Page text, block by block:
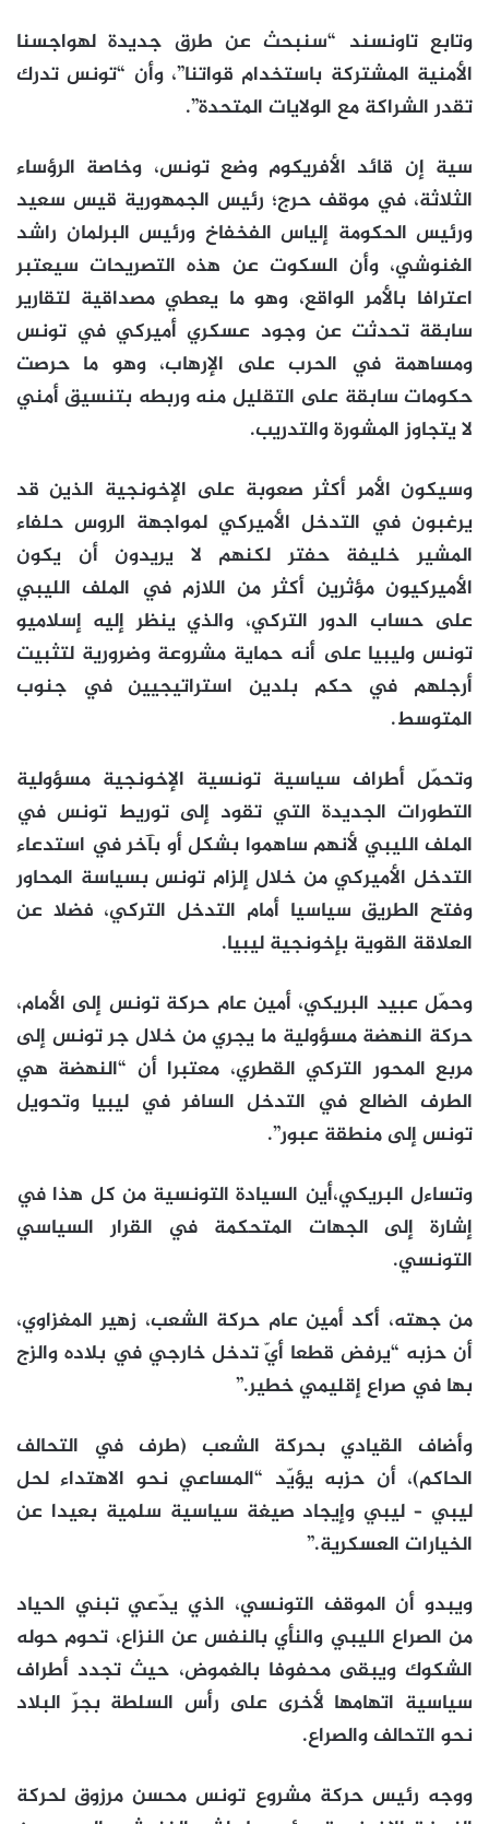
وتابع تاونسند “سنبحث عن طرق جديدة لهواجسنا
الأمنية المشتركة باستخدام قواتنا”، وأن “تونس تدرك
تقدر الشراكة مع الولايات المتحدة”.
سية إن قائد الأفريكوم وضع تونس، وخاصة الرؤساء
الثلاثة، في موقف حرج؛ رئيس الجمهورية قيس سعيد
ورئيس الحكومة إلياس الفخفاخ ورئيس البرلمان راشد
الغنوشي، وأن السكوت عن هذه التصريحات سيعتبر
اعترافا بالأمر الواقع، وهو ما يعطي مصداقية لتقارير
سابقة تحدثت عن وجود عسكري أميركي في تونس
ومساهمة في الحرب على الإرهاب، وهو ما حرصت
حكومات سابقة على التقليل منه وربطه بتنسيق أمني
لا يتجاوز المشورة والتدريب.
وسيكون الأمر أكثر صعوبة على الإخونجية الذين قد
يرغبون في التدخل الأميركي لمواجهة الروس حلفاء
المشير خليفة حفتر لكنهم لا يريدون أن يكون
الأميركيون مؤثرين أكثر من اللازم في الملف الليبي
على حساب الدور التركي، والذي ينظر إليه إسلاميو
تونس وليبيا على أنه حماية مشروعة وضرورية لتثبيت
أرجلهم في حكم بلدين استراتيجيين في جنوب
المتوسط.
وتحمّل أطراف سياسية تونسية الإخونجية مسؤولية
التطورات الجديدة التي تقود إلى توريط تونس في
الملف الليبي لأنهم ساهموا بشكل أو بآخر في استدعاء
التدخل الأميركي من خلال إلزام تونس بسياسة المحاور
وفتح الطريق سياسيا أمام التدخل التركي، فضلا عن
العلاقة القوية بإخونجية ليبيا.
وحمّل عبيد البريكي، أمين عام حركة تونس إلى الأمام،
حركة النهضة مسؤولية ما يجري من خلال جر تونس إلى
مربع المحور التركي القطري، معتبرا أن “النهضة هي
الطرف الضالع في التدخل السافر في ليبيا وتحويل
تونس إلى منطقة عبور”.
وتساءل البريكي،أين السيادة التونسية من كل هذا في
إشارة إلى الجهات المتحكمة في القرار السياسي
التونسي.
من جهته، أكد أمين عام حركة الشعب، زهير المغزاوي،
أن حزبه “يرفض قطعا أيّ تدخل خارجي في بلاده والزج
بها في صراع إقليمي خطير.”
وأضاف القيادي بحركة الشعب (طرف في التحالف
الحاكم)، أن حزبه يؤيّد “المساعي نحو الاهتداء لحل
ليبي – ليبي وإيجاد صيغة سياسية سلمية بعيدا عن
الخيارات العسكرية.”
ويبدو أن الموقف التونسي، الذي يدّعي تبني الحياد
من الصراع الليبي والنأي بالنفس عن النزاع، تحوم حوله
الشكوك ويبقى محفوفا بالغموض، حيث تجدد أطراف
سياسية اتهامها لأخرى على رأس السلطة بجرّ البلاد
نحو التحالف والصراع.
ووجه رئيس حركة مشروع تونس محسن مرزوق لحركة